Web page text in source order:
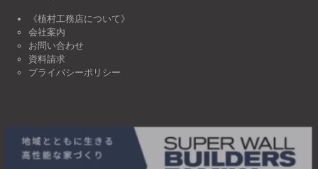
《植村工務店について》
会社案内
お問い合わせ
資料請求
プライバシーポリシー